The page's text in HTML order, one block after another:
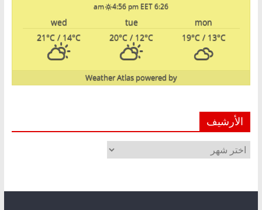
6:26 am
4:56 pm EET
mon
tue
wed
19°C/ 13°C
20°C / 12°C
21°C / 14°C
powered by
Weather Atlas
الأرشيف
الأرشيف